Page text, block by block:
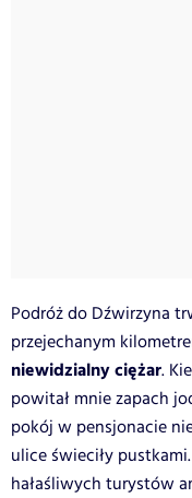
Podróż do Dźwirzyna
przejechanym
niewidzialny ciężar.
powitał mnie zapach
pokój w pensjonacie
ulice świeciły
hałaśliwych turystów